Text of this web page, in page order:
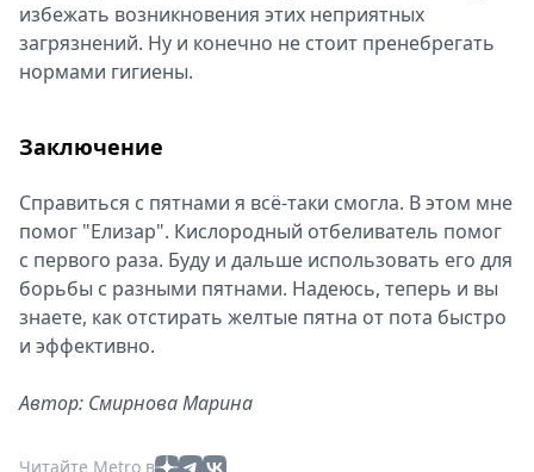
избежать возникновения этих неприятных
загрязнений. Ну и конечно не стоит пренебрегать
нормами гигиены.
Заключение
Справиться с пятнами я всё-таки смогла. В этом мне
помог "Елизар". Кислородный отбеливатель помог
с первого раза. Буду и дальше использовать его для
борьбы с разными пятнами. Надеюсь, теперь и вы
знаете, как отстирать желтые пятна от пота быстро
и эффективно.
Автор: Смирнова Марина
Читайте Metro в